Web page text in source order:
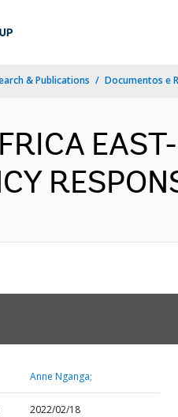
& Publications Documentos e
Anne Nganga;
2022/02/18